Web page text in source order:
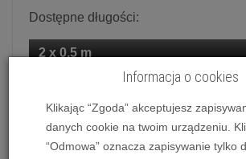
Dostępne długości:
2 x 0.5 m
8
Informacja o cookies
Klikając “Zgoda” akceptujesz
danych cookie na twoim urządzeniu.
“Odmowa” oznacza zapisywanie tylko